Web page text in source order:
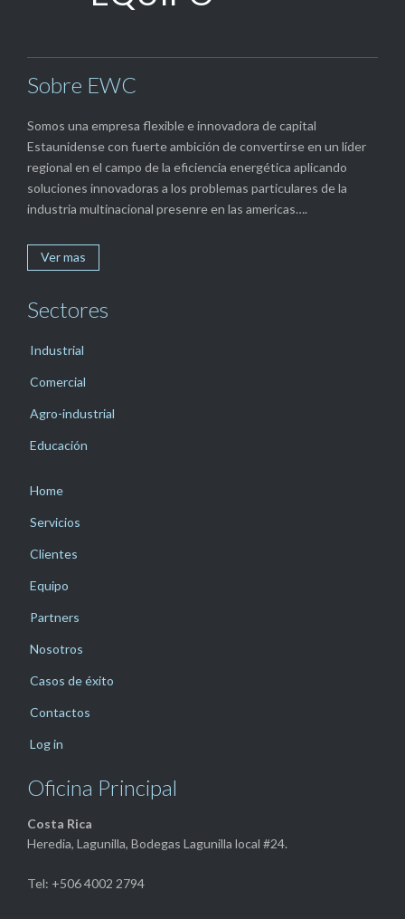
Sobre EWC
Somos una empresa flexible e innovadora de capital
Estaunidense con fuerte ambición de convertirse en un líder
regional en el campo de la eficiencia energética aplicando
soluciones innovadoras a los problemas particulares de la
industria multinacional presenre en las americas….
Ver mas
Sectores
Industrial
Comercial
Agro-industrial
Educación
Home
Servicios
Clientes
Equipo
Partners
Nosotros
Casos de éxito
Contactos
Log in
Oficina Principal
Costa Rica
Heredia, Lagunilla, Bodegas Lagunilla local #24.
Tel: +506 4002 2794